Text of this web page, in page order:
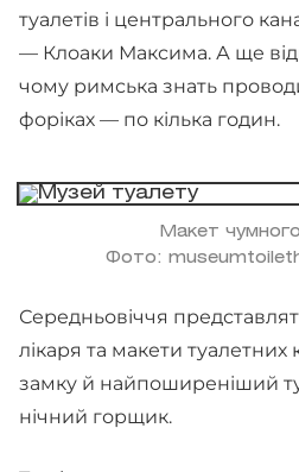
туалетів і центрального
— Клоаки Максима. А ще
чому римська знать
форіках — по кілька годин.
Макет чумного
Фото:
Середньовіччя
лікаря та макети туалетних
замку й найпоширеніший
нічний горщик.